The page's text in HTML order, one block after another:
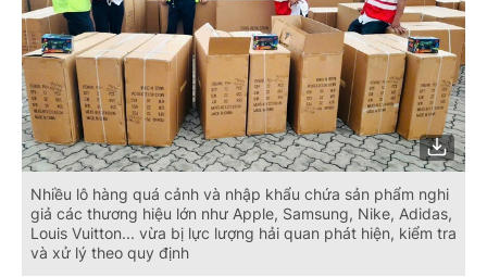
Nhiều lô hàng quá cảnh và nhập khẩu chứa sản phẩm nghi
giả các thương hiệu lớn như Apple, Samsung, Nike, Adidas,
Louis Vuitton... vừa bị lực lượng hải quan phát hiện, kiểm tra
và xử lý theo quy định